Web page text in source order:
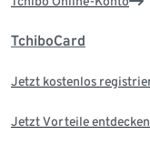
TchiboCard
Jetzt kostenlos
Jetzt Vorteile entdecken